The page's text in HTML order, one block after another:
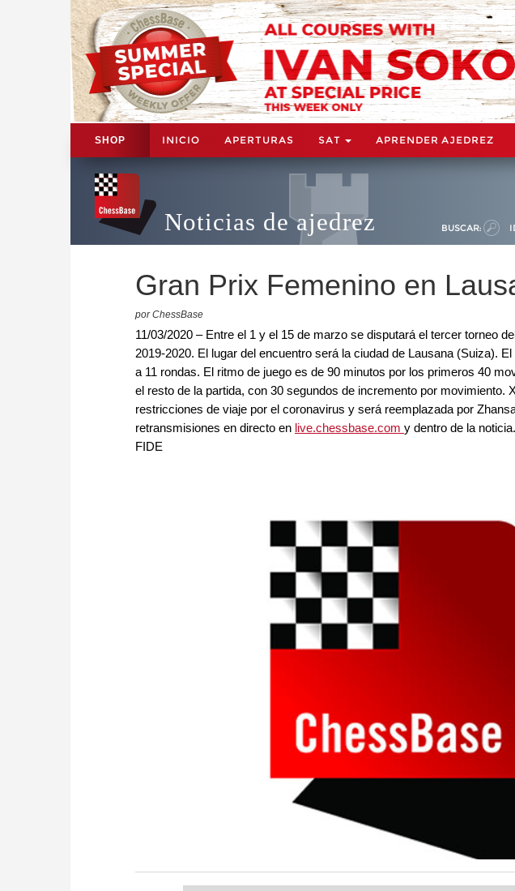
SHOP INICIO APERTURAS SAT APRENDER AJEDREZ
Noticias de ajedrez BUSCAR:
Gran Prix Femenino en
por ChessBase
11/03/2020 – Entre el 1 y el 15 de marzo se disputará el tercer torneo
2019-2020. El lugar del encuentro será la ciudad de Lausana (Suiza).
a 11 rondas. El ritmo de juego es de 90 minutos por los primeros 40
el resto de la partida, con 30 segundos de incremento por movimiento.
restricciones de viaje por el coronavirus y será reemplazada por
retransmisiones en directo en live.chessbase.com y dentro de la
FIDE